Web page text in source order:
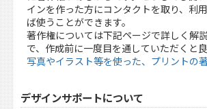
インを作った方にコンタクトを取り、利
ば使うことができます。
著作権については下記ページで詳しく解
で、作成前に一度目を通していただくと良
写真やイラスト等を使った、プリントの
デザインサポートについて